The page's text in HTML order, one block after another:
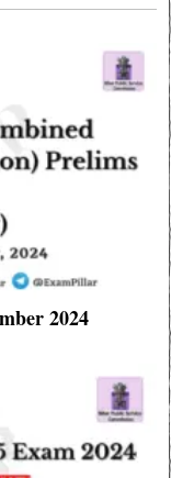
2024